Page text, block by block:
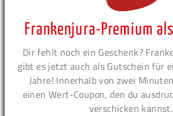
Frankenjura-Premium
Dir fehlt noch ein Geschenk?
gibt es jetzt auch als Gutschein für
Jahre! Innerhalb von zwei
einen Wert-Coupon, den du
verschicken kannst.